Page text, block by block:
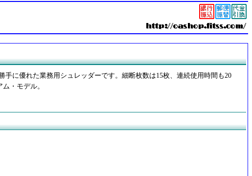
手に優れた業務用シュレッダーです。細断枚数は15枚、連続使用時間も20
・モデル。